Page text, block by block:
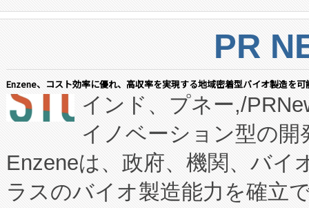
PR
Enzene、コスト効率に優れ、高収率を実現する地域密着型バイオ製造を
インド、プネー,/
イノベーション型の
Enzeneは、政府、機関、バイ
ラスのバイオ製造能力を確立